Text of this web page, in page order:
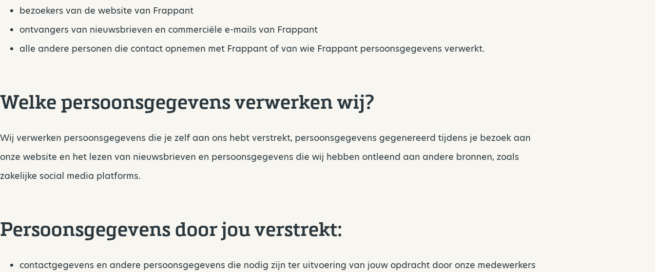
bezoekers van de website van Frappant
ontvangers van nieuwsbrieven en commerciële e-mails van Frappant
alle andere personen die contact opnemen met Frappant of van wie Frappant persoonsgegevens verwerkt.
Welke persoonsgegevens verwerken wij?
Wij verwerken persoonsgegevens die je zelf aan ons hebt verstrekt, persoonsgegevens gegenereerd tijdens je bezoek aan
onze website en het lezen van nieuwsbrieven en persoonsgegevens die wij hebben ontleend aan andere bronnen, zoals
zakelijke social media platforms.
Persoonsgegevens door jou verstrekt:
contactgegevens en andere persoonsgegevens die nodig zijn ter uitvoering van jouw opdracht door onze medewerkers